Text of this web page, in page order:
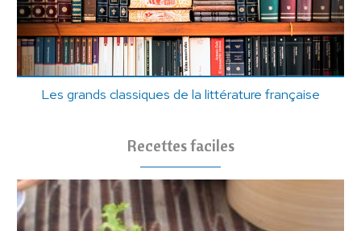
Les grands classiques de la littérature française
Recettes faciles